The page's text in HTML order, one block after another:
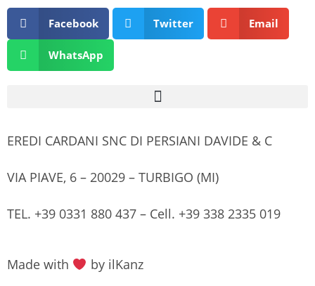
Facebook Twitter Email
WhatsApp
EREDI CARDANI SNC DI PERSIANI DAVIDE & C
VIA PIAVE, 6 – 20029 – TURBIGO (MI)
TEL. +39 0331 880 437 – Cell. +39 338 2335 019
Made with by ilKanz